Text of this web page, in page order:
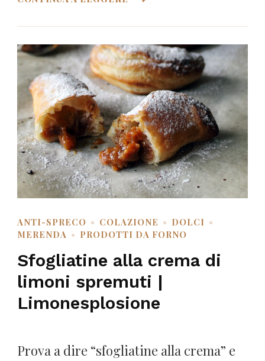
ANTI-SPRECO COLAZIONE
DOLCI
MERENDA
PRODOTTI DA FORNO
Sfogliatine alla crema di
limoni spremuti |
Limonesplosione
Prova a dire “sfogliatine alla crema” e